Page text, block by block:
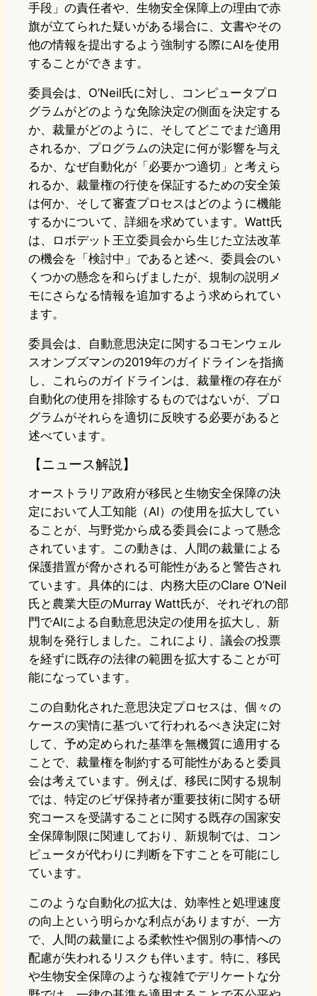
手段」の責任者や、生物安全保障上の理由で赤
旗が立てられた疑いがある場合に、文書やその
他の情報を提出するよう強制する際にAIを使用
することができます。
委員会は、O’Neil氏に対し、コンピュータプロ
グラムがどのような免除決定の側面を決定する
か、裁量がどのように、そしてどこでまだ適用
されるか、プログラムの決定に何が影響を与え
るか、なぜ自動化が「必要かつ適切」と考えら
れるか、裁量権の行使を保証するための安全策
は何か、そして審査プロセスはどのように機能
するかについて、詳細を求めています。Watt氏
は、ロボデット王立委員会から生じた立法改革
の機会を「検討中」であると述べ、委員会のい
くつかの懸念を和らげましたが、規制の説明メ
モにさらなる情報を追加するよう求められてい
ます。
委員会は、自動意思決定に関するコモンウェル
スオンブズマンの2019年のガイドラインを指摘
し、これらのガイドラインは、裁量権の存在が
自動化の使用を排除するものではないが、プロ
グラムがそれらを適切に反映する必要があると
述べています。
【ニュース解説】
オーストラリア政府が移民と生物安全保障の決
定において人工知能（AI）の使用を拡大してい
ることが、与野党から成る委員会によって懸念
されています。この動きは、人間の裁量による
保護措置が脅かされる可能性があると警告され
ています。具体的には、内務大臣のClare O’Neil
氏と農業大臣のMurray Watt氏が、それぞれの部
門でAIによる自動意思決定の使用を拡大し、新
規制を発行しました。これにより、議会の投票
を経ずに既存の法律の範囲を拡大することが可
能になっています。
この自動化された意思決定プロセスは、個々の
ケースの実情に基づいて行われるべき決定に対
して、予め定められた基準を無機質に適用する
ことで、裁量権を制約する可能性があると委員
会は考えています。例えば、移民に関する規制
では、特定のビザ保持者が重要技術に関する研
究コースを受講することに関する既存の国家安
全保障制限に関連しており、新規制では、コン
ピュータが代わりに判断を下すことを可能にし
ています。
このような自動化の拡大は、効率性と処理速度
の向上という明らかな利点がありますが、一方
で、人間の裁量による柔軟性や個別の事情への
配慮が失われるリスクも伴います。特に、移民
や生物安全保障のような複雑でデリケートな分